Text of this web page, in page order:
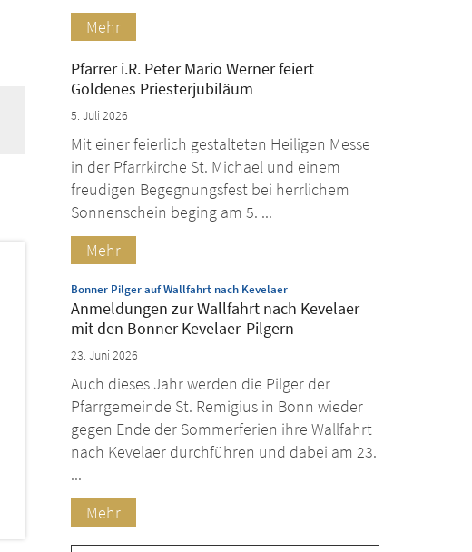
Mehr
Pfarrer i.R. Peter Mario Werner feiert
Goldenes Priesterjubiläum
5. Juli 2026
Mit einer feierlich gestalteten Heiligen Messe
in der Pfarrkirche St. Michael und einem
freudigen Begegnungsfest bei herrlichem
Sonnenschein beging am 5. ...
Mehr
Bonner Pilger auf Wallfahrt nach Kevelaer:
Anmeldungen zur Wallfahrt nach Kevelaer
mit den Bonner Kevelaer-Pilgern
23. Juni 2026
Auch dieses Jahr werden die Pilger der
Pfarrgemeinde St. Remigius in Bonn wieder
gegen Ende der Sommerferien ihre Wallfahrt
nach Kevelaer durchführen und dabei am 23.
...
Mehr